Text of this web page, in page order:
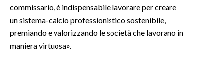
commissario, è indispensabile lavorare per creare
un sistema-calcio professionistico sostenibile,
premiando e valorizzando le società che lavorano in
maniera virtuosa».